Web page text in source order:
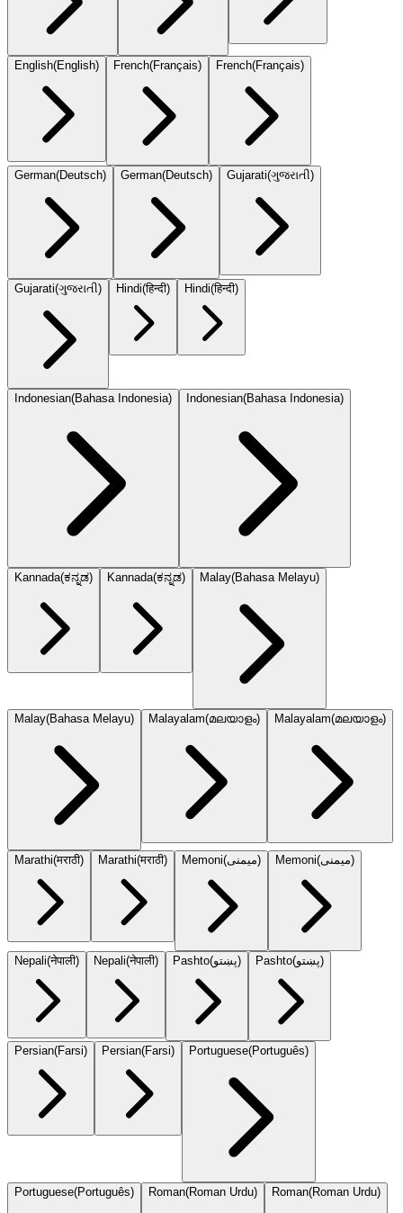
English(English) French(Français) French(Français)
German(Deutsch) German(Deutsch) Gujarati(ગુજરાતી)
Gujarati(ગુજરાતી) Hindi(हिन्दी) Hindi(हिन्दी)
Indonesian(Bahasa Indonesia) Indonesian(Bahasa Indonesia)
Kannada(ಕನ್ನಡ) Kannada(ಕನ್ನಡ) Malay(Bahasa Melayu)
Malay(Bahasa Melayu) Malayalam(മലയാളം) Malayalam(മലയാളം)
Marathi(मराठी) Marathi(मराठी) Memoni(میمنی) Memoni(میمنی)
Nepali(नेपाली) Nepali(नेपाली) Pashto(پښتو) Pashto(پښتو)
Persian(Farsi) Persian(Farsi) Portuguese(Português)
Portuguese(Português) Roman(Roman Urdu) Roman(Roman Urdu)